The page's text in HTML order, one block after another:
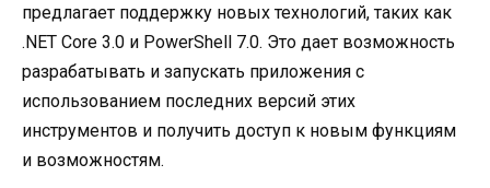
предлагает поддержку новых технологий, таких как
.NET Core 3.0 и PowerShell 7.0. Это дает возможность
разрабатывать и запускать приложения с
использованием последних версий этих
инструментов и получить доступ к новым функциям
и возможностям.